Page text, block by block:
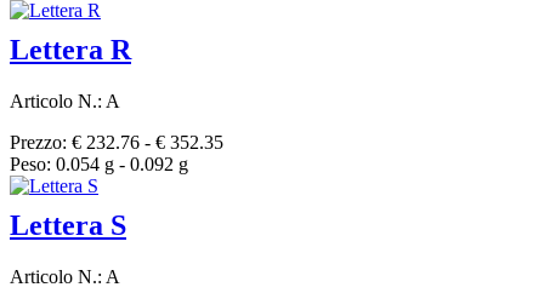
Lettera R
Articolo N.: A
Prezzo: € 232.76 - € 352.35
Peso: 0.054 g - 0.092 g
Lettera S
Articolo N.: A